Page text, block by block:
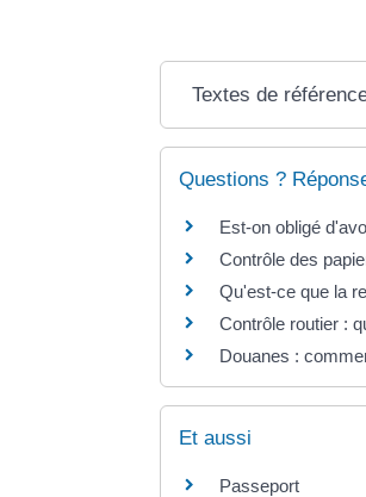
Textes de
Questions ?
Est-on obligé
Contrôle des
Qu'est-ce que la
Contrôle routier :
Douanes :
Et aussi
Passeport